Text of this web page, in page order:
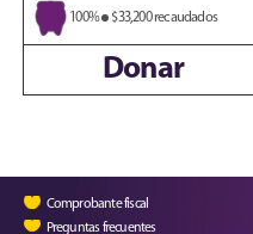
100%
$33,200 recaudados
Donar
Comprobante fiscal
Preguntas frecuentes